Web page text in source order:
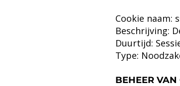
Cookie naam:
Beschrijving:
Duurtijd:
Type:
BEHEER VAN